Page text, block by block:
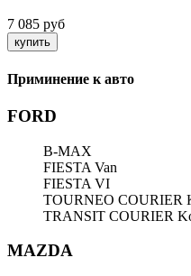
7 085 руб
Приминение к авто
FORD
B-MAX
FIESTA Van
FIESTA VI
TRANSIT COURIER
MAZDA